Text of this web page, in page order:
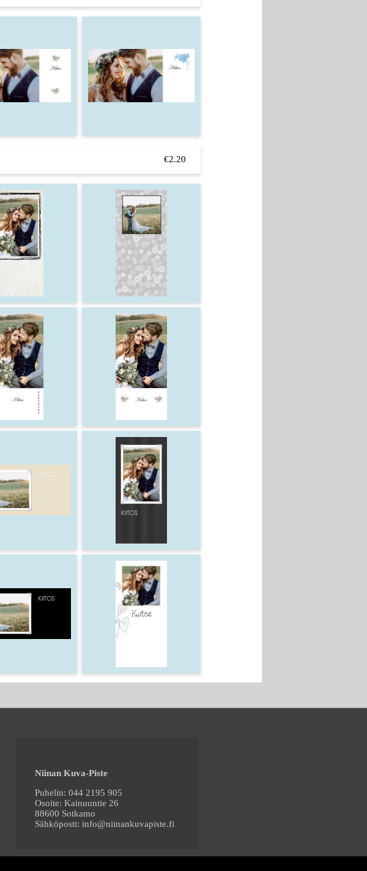
€2.20
Niinan Kuva-Piste
Puhelin: 044 2195 905
Osoite: Kainuuntie 26
88600 Sotkamo
Sähköposti: info@niinankuvapiste.fi